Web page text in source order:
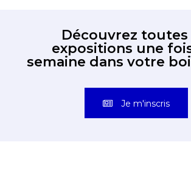
Découvrez toutes
expositions une
semaine dans votre
Je m'inscris